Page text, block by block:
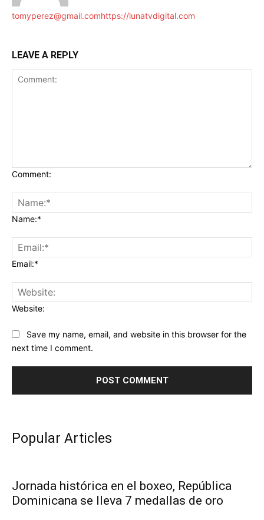
tomyperez@gmail.comhttps://lunatvdigital.com
LEAVE A REPLY
Comment:
Name:*
Email:*
Website:
Save my name, email, and website in this browser for the
next time I comment.
Popular Articles
Jornada histórica en el boxeo, República
Dominicana se lleva 7 medallas de oro